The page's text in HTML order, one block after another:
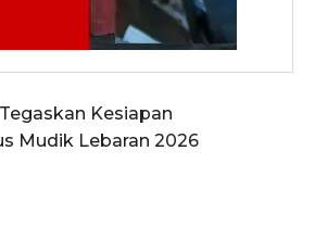
Kesiapan
Mudik Lebaran 2026